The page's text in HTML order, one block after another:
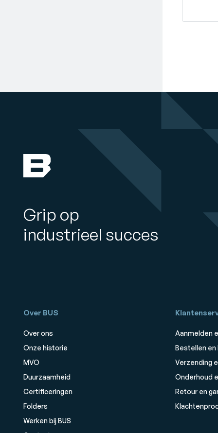
Grip op
industrieel succes
Over BUS
Over ons
Onze historie
MVO
Duurzaamheid
Certificeringen
Folders
Werken bij BUS
Aanmelden
Bestellen
Verzending
Onderhoud
Retour en